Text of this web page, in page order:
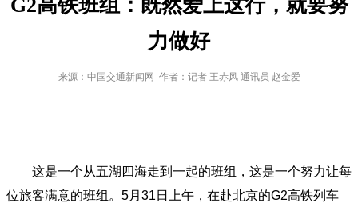
G2高铁班组：既然爱上这行，就要努
力做好
来源：中国交通新闻网 作者：记者 王赤风 通讯员 赵金爱
这是一个从五湖四海走到一起的班组，这是一个努力让每
位旅客满意的班组。5月31日上午，在赴北京的G2高铁列车